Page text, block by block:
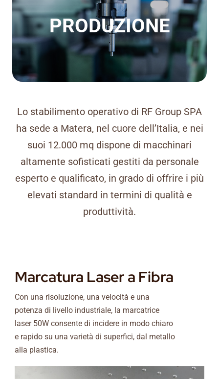
Blog
Lavora con noi
PRODUZIONE
Lo stabilimento operativo di RF Group SPA
ha sede a Matera, nel cuore dell’Italia, e nei
suoi 12.000 mq dispone di macchinari
altamente sofisticati gestiti da personale
esperto e qualificato, in grado di offrire i più
elevati standard in termini di qualità e
produttività.
Marcatura Laser a Fibra
Con una risoluzione, una velocità e una
potenza di livello industriale, la marcatrice
laser 50W consente di incidere in modo chiaro
e rapido su una varietà di superfici, dal metallo
alla plastica.